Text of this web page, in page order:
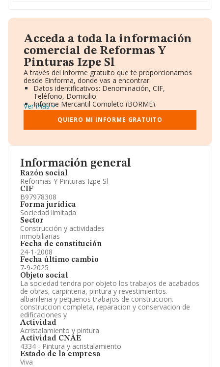
Información general
Razón social
Reformas Y Pinturas Izpe Sl
CIF
B97978308
Forma jurídica
Sociedad limitada
Sector
Construcción y actividades
inmobiliarias
Fecha de constitución
24-1-2008
Fecha último cambio
7-9-2025
Objeto social
La sociedad tendra por objeto los trabajos de acabados
de obras, carpinteria, pintura y revestimientos.
albanileria y pequenos trabajos de construccion.
construccion completa, reparacion y conservacion de
edificaciones y
Actividad
Acristalamiento y pintura
Actividad CNAE
4334 - Pintura y acristalamiento
Estado de la empresa
Viva
Acceda a toda la información
comercial de Reformas Y
Pinturas Izpe Sl
A través del informe gratuito que te proporcionamos
desde Einforma, donde vas a encontrar:
Datos identificativos: Denominación, CIF,
Teléfono, Domicilio.
Informe Mercantil Completo (BORME).
Gráficos de Evolución Ventas y Empleados.
Consejo de Administración y Administradores.
Directivos y Ejecutivos.
Información oficial y registral complementaria.
Ver más
QUIERO MI INFORME GRATUITO